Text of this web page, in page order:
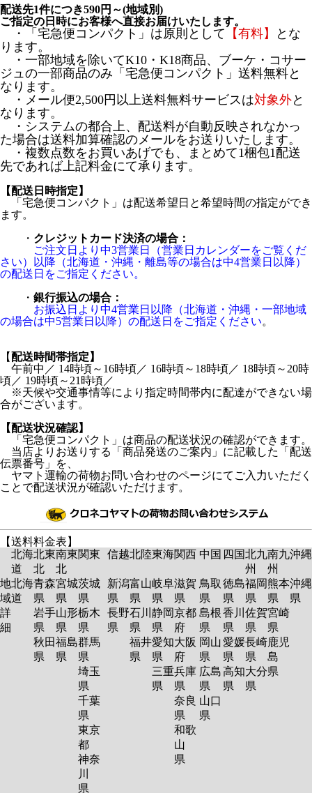
配送先1件につき590円～(地域別)
ご指定の日時にお客様へ直接お届けいたします。
・ 「宅急便コンパクト」は原則として 【有料】
とな
ります。
・ 一部地域を除いてK10・K18商品、ブーケ・コサー
ジュの一部商品のみ「宅急便コンパクト」送料無料と
なります。
・メール便2,500円以上送料無料サービスは対象外と
なります。
・システムの都合上、配送料が自動反映されなかっ
た場合は送料加算確認のメールをお送りいたします。
・複数点数をお買いあげでも、まとめて1梱包1配送
先であれば上記料金にて承ります。
【配送日時指定】
「宅急便コンパクト」は配送希望日と希望時間の指定ができ
ます。
・ クレジットカード決済の場合：
ご注文日より中3営業日（営業日カレンダーをご覧くだ
さい）以降（北海道・沖縄・離島等の場合は中4営業日以降）
の配送日をご指定ください。
・ 銀行振込の場合：
お振込日より中4営業日以降（北海道・沖縄・一部地域
の場合は中5営業日以降）の配送日をご指定ください。
【配送時間帯指定】
午前中／ 14時頃～16時頃／ 16時頃～18時頃／ 18時頃～20時
頃／ 19時頃～21時頃／
※天候や交通事情等により指定時間帯内に配達ができない場
合がございます。
【配送状況確認】
「宅急便コンパクト」は商品の配送状況の確認ができます。
当店よりお送りする「商品発送のご案内」に記載した「配送
伝票番号」を、
ヤマト運輸の荷物お問い合わせのページにてご入力いただく
ことで配送状況が確認いただけます。
【送料料金表】
北海
道
北東
北
南東
北
関東 信越北陸東海関西 中国 四国北九
州
南九
州
沖縄
地
域
詳
細
北海
道
青森
県
岩手
県
秋田
県
宮城
県
山形
県
福島
県
茨城
県
栃木
県
群馬
県
埼玉
県
千葉
県
東京
都
神奈
川
県
新潟
県
長野
県
富山
県
石川
県
福井
県
岐阜
県
静岡
県
愛知
県
三重
県
滋賀
県
京都
府
大阪
府
兵庫
県
奈良
県
和歌
山
県
鳥取
県
島根
県
岡山
県
広島
県
山口
県
徳島
県
香川
県
愛媛
県
高知
県
福岡
県
佐賀
県
長崎
県
大分
県
熊本
県
宮崎
県
鹿児
島
県
沖縄
県